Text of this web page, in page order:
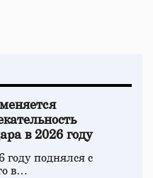
в 2026 году
году поднялся с
в…